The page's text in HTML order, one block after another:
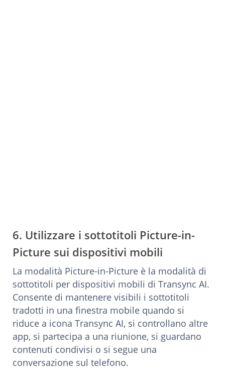
6. Utilizzare i sottotitoli Picture-in-
Picture sui dispositivi mobili
La modalità Picture-in-Picture è la modalità di
sottotitoli per dispositivi mobili di Transync AI.
Consente di mantenere visibili i sottotitoli
tradotti in una finestra mobile quando si
riduce a icona Transync AI, si controllano altre
app, si partecipa a una riunione, si guardano
contenuti condivisi o si segue una
conversazione sul telefono.